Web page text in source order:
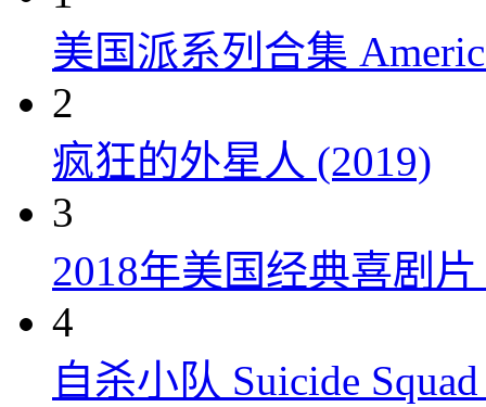
美国派系列合集
2
疯狂的外星人 (2019)
3
2018年美国经典喜剧
4
自杀小队 Suicide